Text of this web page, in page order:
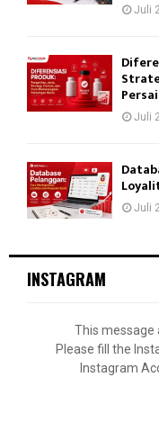
Juli
Juli
Juli
INSTAGRAM
This message
Please fill the
Instagram